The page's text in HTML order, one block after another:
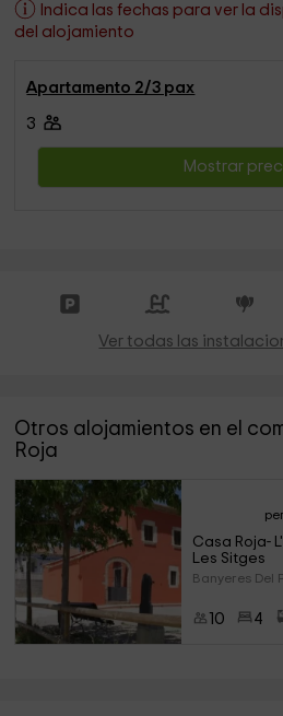
Indica las fechas para ver la
del alojamiento
Apartamento 2/3 pax
3
Mostrar
Ver todas las
Otros alojamientos en el
Roja
Casa Roja-
Les Sitges
Banyeres Del
10 4